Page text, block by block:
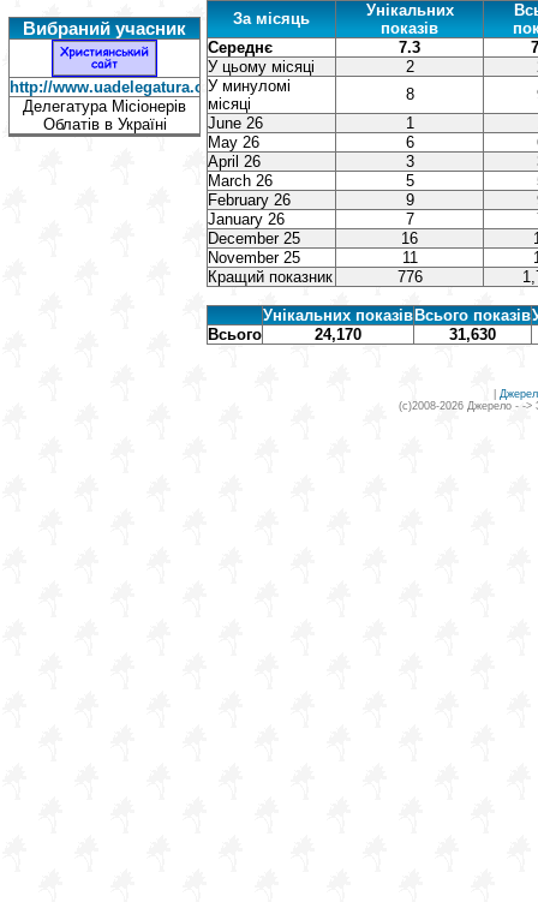
Вибраний учасник
http://www.uadelegatura.oblaci.pl/
Делегатура Місіонерів
Облатів в Україні
За місяць
Унікальних
показів
Середнє
7.3
У цьому місяці
2
У минуломі
місяці
8
June 26
1
May 26
6
April 26
3
March 26
5
February 26
9
January 26
7
December 25
16
November 25
11
Кращий показник
776
Унікальних показів Всього показів
Всього
24,170 31,630
(c)2008-2026 Джерело - ->